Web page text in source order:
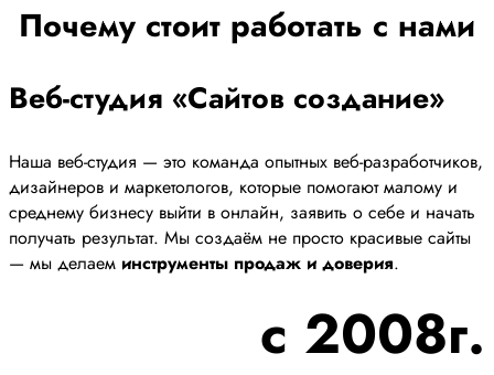
Почему стоит работать с нами
Веб-студия «Сайтов создание»
Наша веб-студия — это команда опытных веб-разработчиков,
дизайнеров и маркетологов, которые помогают малому и
среднему бизнесу выйти в онлайн, заявить о себе и начать
получать результат. Мы создаём не просто красивые сайты
— мы делаем инструменты продаж и доверия.
с 2008г.